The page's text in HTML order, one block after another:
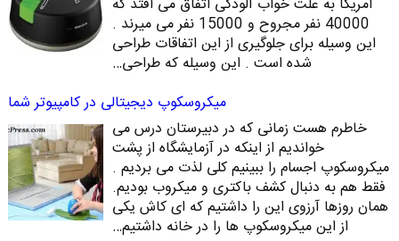
آمریکا به علت خواب آلودگی اتفاق می افتد که
40000 نفر مجروح و 15000 نفر می میرند .
این وسیله برای جلوگیری از این اتفاقات طراحی
شده است . این وسیله که طراحی…
میکروسکوپ دیجیتالی در کامپیوتر شما
خاطرم هست زمانی که در دبیرستان درس می
خواندیم از اینکه در آزمایشگاه از پشت
میکروسکوپ اجسام را ببینیم کلی لذت می بردیم .
فقط هم به دنبال کشف باکتری و میکروب بودیم.
همان روزها آرزوی این را داشتیم که ای کاش یکی
از این میکروسکوپ ها را در خانه داشتیم…